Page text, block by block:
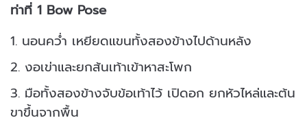
ท่าที่ 1 Bow Pose
1. นอนคว่ำ เหยียดแขนทั้งสองข้างไปด้านหลัง
2. งอเข่าและยกส้นเท้าเข้าหาสะโพก
3. มือทั้งสองข้างจับข้อเท้าไว้ เปิดอก ยกหัวไหล่และต้น
ขาขึ้นจากพื้น